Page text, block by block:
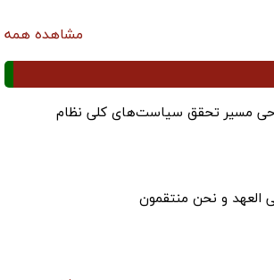
مشاهده همه
مسیر تحقق سیاست‌های کلی نظام
العهد و نحن منتقمون